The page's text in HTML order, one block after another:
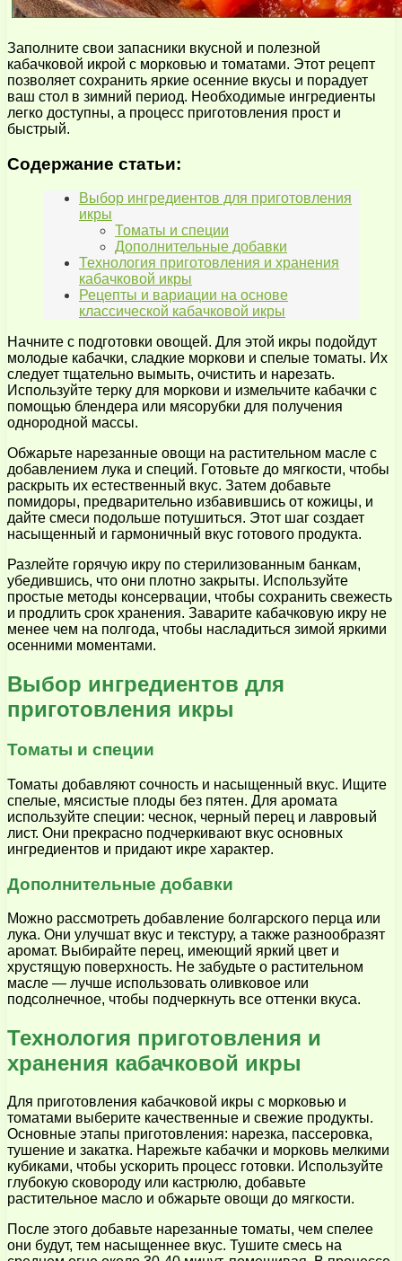
Заполните свои запасники вкусной и полезной
кабачковой икрой с морковью и томатами. Этот рецепт
позволяет сохранить яркие осенние вкусы и порадует
ваш стол в зимний период. Необходимые ингредиенты
легко доступны, а процесс приготовления прост и
быстрый.
Содержание статьи:
Выбор ингредиентов для приготовления
икры
Томаты и специи
Дополнительные добавки
Технология приготовления и хранения
кабачковой икры
Рецепты и вариации на основе
классической кабачковой икры
Начните с подготовки овощей. Для этой икры подойдут
молодые кабачки, сладкие моркови и спелые томаты. Их
следует тщательно вымыть, очистить и нарезать.
Используйте терку для моркови и измельчите кабачки с
помощью блендера или мясорубки для получения
однородной массы.
Обжарьте нарезанные овощи на растительном масле с
добавлением лука и специй. Готовьте до мягкости, чтобы
раскрыть их естественный вкус. Затем добавьте
помидоры, предварительно избавившись от кожицы, и
дайте смеси подольше потушиться. Этот шаг создает
насыщенный и гармоничный вкус готового продукта.
Разлейте горячую икру по стерилизованным банкам,
убедившись, что они плотно закрыты. Используйте
простые методы консервации, чтобы сохранить свежесть
и продлить срок хранения. Заварите кабачковую икру не
менее чем на полгода, чтобы насладиться зимой яркими
осенними моментами.
Выбор ингредиентов для
приготовления икры
Томаты и специи
Томаты добавляют сочность и насыщенный вкус. Ищите
спелые, мясистые плоды без пятен. Для аромата
используйте специи: чеснок, черный перец и лавровый
лист. Они прекрасно подчеркивают вкус основных
ингредиентов и придают икре характер.
Дополнительные добавки
Можно рассмотреть добавление болгарского перца или
лука. Они улучшат вкус и текстуру, а также разнообразят
аромат. Выбирайте перец, имеющий яркий цвет и
хрустящую поверхность. Не забудьте о растительном
масле — лучше использовать оливковое или
подсолнечное, чтобы подчеркнуть все оттенки вкуса.
Технология приготовления и
хранения кабачковой икры
Для приготовления кабачковой икры с морковью и
томатами выберите качественные и свежие продукты.
Основные этапы приготовления: нарезка, пассеровка,
тушение и закатка. Нарежьте кабачки и морковь мелкими
кубиками, чтобы ускорить процесс готовки. Используйте
глубокую сковороду или кастрюлю, добавьте
растительное масло и обжарьте овощи до мягкости.
После этого добавьте нарезанные томаты, чем спелее
они будут, тем насыщеннее вкус. Тушите смесь на